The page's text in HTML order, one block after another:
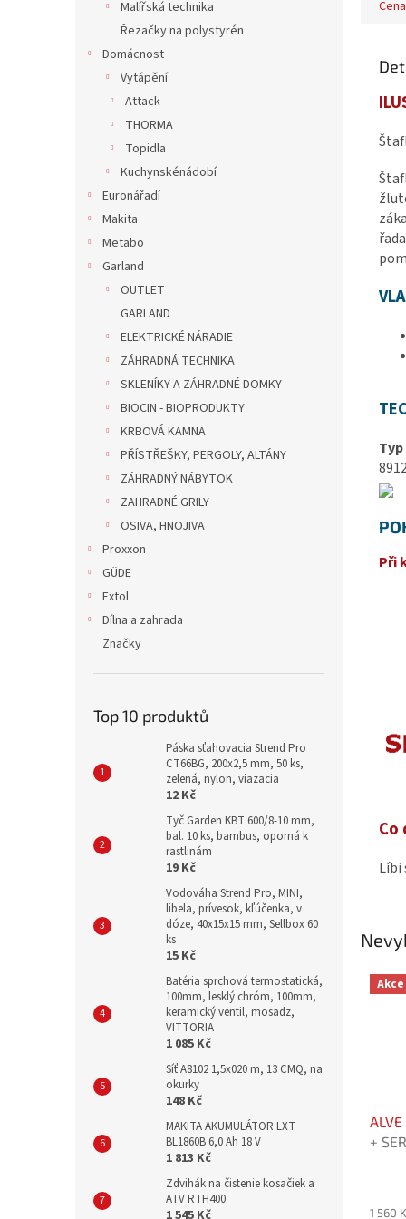
Malířská technika
Řezačky na polystyrén
Domácnost
Vytápění
Attack
THORMA
Topidla
Kuchynskénádobí
Euronářadí
Makita
Metabo
Garland
OUTLET
GARLAND
ELEKTRICKÉ NÁRADIE
ZÁHRADNÁ TECHNIKA
SKLENÍKY A ZÁHRADNÉ DOMKY
BIOCIN - BIOPRODUKTY
KRBOVÁ KAMNA
PŘÍSTŘEŠKY, PERGOLY, ALTÁNY
ZÁHRADNÝ NÁBYTOK
ZAHRADNÉ GRILY
OSIVA, HNOJIVA
Proxxon
GÜDE
Extol
Dílna a zahrada
Značky
Top 10 produktů
Páska sťahovacia Strend Pro
CT66BG, 200x2,5 mm, 50 ks,
zelená, nylon, viazacia
12 Kč
Tyč Garden KBT 600/8-10 mm,
bal. 10 ks, bambus, oporná k
rastlinám
19 Kč
Vodováha Strend Pro, MINI,
libela, prívesok, kľúčenka, v
dóze, 40x15x15 mm, Sellbox 60
ks
15 Kč
Batéria sprchová termostatická,
100mm, lesklý chróm, 100mm,
keramický ventil, mosadz,
VITTORIA
1 085 Kč
Síť A8102 1,5x020 m, 13 CMQ, na
okurky
148 Kč
MAKITA AKUMULÁTOR LXT
BL1860B 6,0 Ah 18 V
1 813 Kč
Zdvihák na čistenie kosačiek a
ATV RTH400
1 545 Kč
Typ
Při
Co
Líbi
Akce
+
1 560